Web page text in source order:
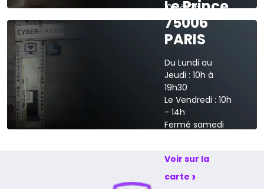
10h à 13h
Voir sur la carte
Le Prince
75006
PARIS
Du Lundi au
Jeudi : 10h à
19h30
Le Vendredi : 10h
- 14h
Fermé samedi
Voir sur la
carte ›